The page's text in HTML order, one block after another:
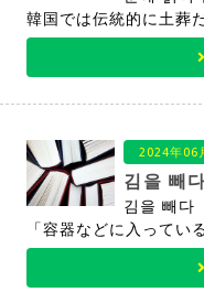
韓国では伝統的に土葬
2024年06
김을 빼
김을 빼
「容器などに入ってい